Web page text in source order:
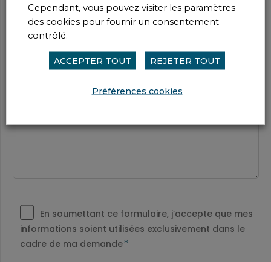
En soumettant ce formulaire, j’accepte que mes
informations soient utilisées exclusivement dans le
cadre de ma demande*
Cependant, vous pouvez visiter les paramètres
des cookies pour fournir un consentement
contrôlé.
ACCEPTER TOUT REJETER TOUT
Préférences cookies